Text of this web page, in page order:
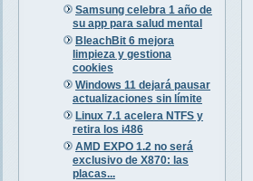
Samsung celebra 1 año de
su app para salud mental
BleachBit 6 mejora
limpieza y gestiona
cookies
Windows 11 dejará pausar
actualizaciones sin límite
Linux 7.1 acelera NTFS y
retira los i486
AMD EXPO 1.2 no será
exclusivo de X870: las
placas...